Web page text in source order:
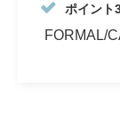
ポイント
FORMAL/